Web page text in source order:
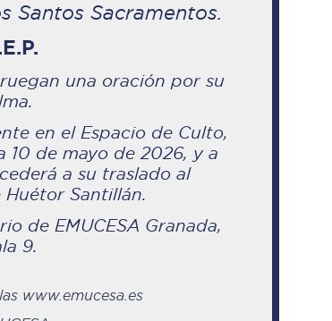
Santos Sacramentos.
una oración por su
en el Espacio de Culto,
10 de mayo de 2026, y a
a su traslado al
Santillán.
de EMUCESA Granada,
9.
www.emucesa.es